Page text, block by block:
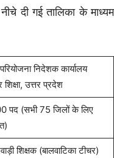
दी गई तालिका के माध्यम
निदेशक कार्यालय
उत्तर प्रदेश
पद (सभी 75 जिलों के लिए
शिक्षक (बालवाटिका टीचर)